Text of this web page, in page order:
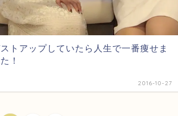
トアップしていたら人生で一番痩せま
！
2016-10-27